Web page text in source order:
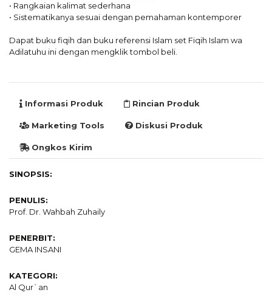
• Rangkaian kalimat sederhana
• Sistematikanya sesuai dengan pemahaman kontemporer
Dapat buku fiqih dan buku referensi Islam set Fiqih Islam wa
Adilatuhu ini dengan mengklik tombol beli.
Informasi Produk Rincian Produk
Marketing Tools Diskusi Produk
Ongkos Kirim
SINOPSIS:
PENULIS:
Prof. Dr. Wahbah Zuhaily
PENERBIT:
GEMA INSANI
KATEGORI:
Al Qur`an